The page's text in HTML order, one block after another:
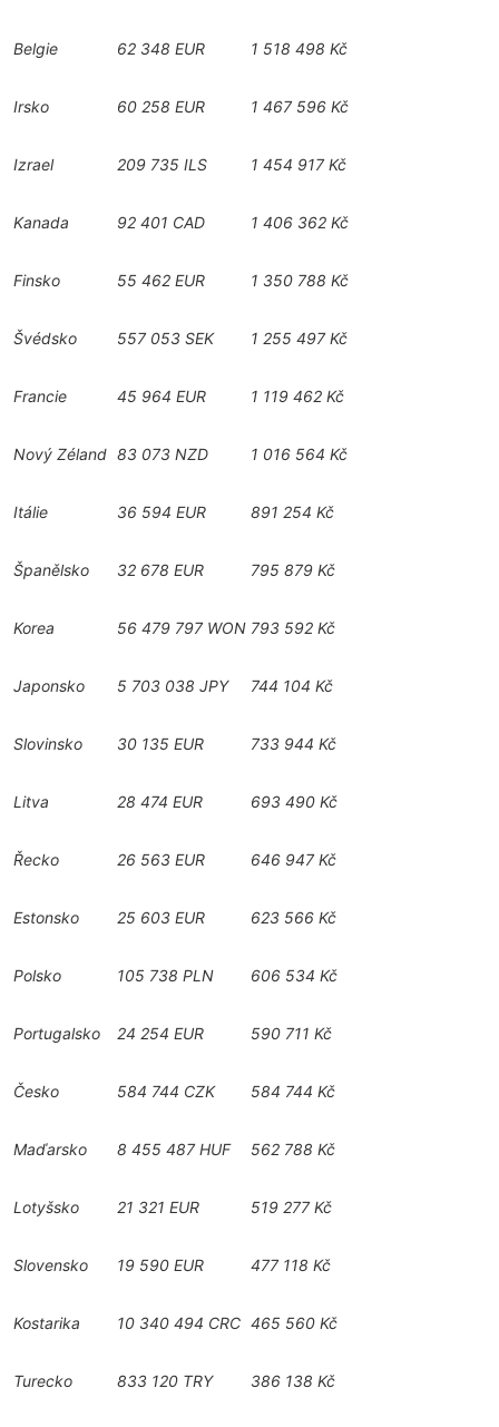
Belgie 62 348 EUR 1 518 498 Kč
Irsko 60 258 EUR 1 467 596 Kč
Izrael 209 735 ILS 1 454 917 Kč
Kanada 92 401 CAD 1 406 362 Kč
Finsko 55 462 EUR 1 350 788 Kč
Švédsko 557 053 SEK 1 255 497 Kč
Francie 45 964 EUR 1 119 462 Kč
Nový Zéland 83 073 NZD 1 016 564 Kč
Itálie 36 594 EUR 891 254 Kč
Španělsko 32 678 EUR 795 879 Kč
Korea 56 479 797 WON 793 592 Kč
Japonsko 5 703 038 JPY 744 104 Kč
Slovinsko 30 135 EUR 733 944 Kč
Litva 28 474 EUR 693 490 Kč
Řecko 26 563 EUR 646 947 Kč
Estonsko 25 603 EUR 623 566 Kč
Polsko 105 738 PLN 606 534 Kč
Portugalsko 24 254 EUR 590 711 Kč
Česko 584 744 CZK 584 744 Kč
Maďarsko 8 455 487 HUF 562 788 Kč
Lotyšsko 21 321 EUR 519 277 Kč
Slovensko 19 590 EUR 477 118 Kč
Kostarika 10 340 494 CRC 465 560 Kč
Turecko 833 120 TRY 386 138 Kč